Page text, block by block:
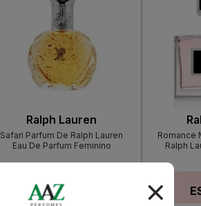
Ralph Lauren
Safari Parfum De Ralph Lauren
Eau De Parfum Feminino
PRODUTO
ESGOTADO
Romance
Ralph